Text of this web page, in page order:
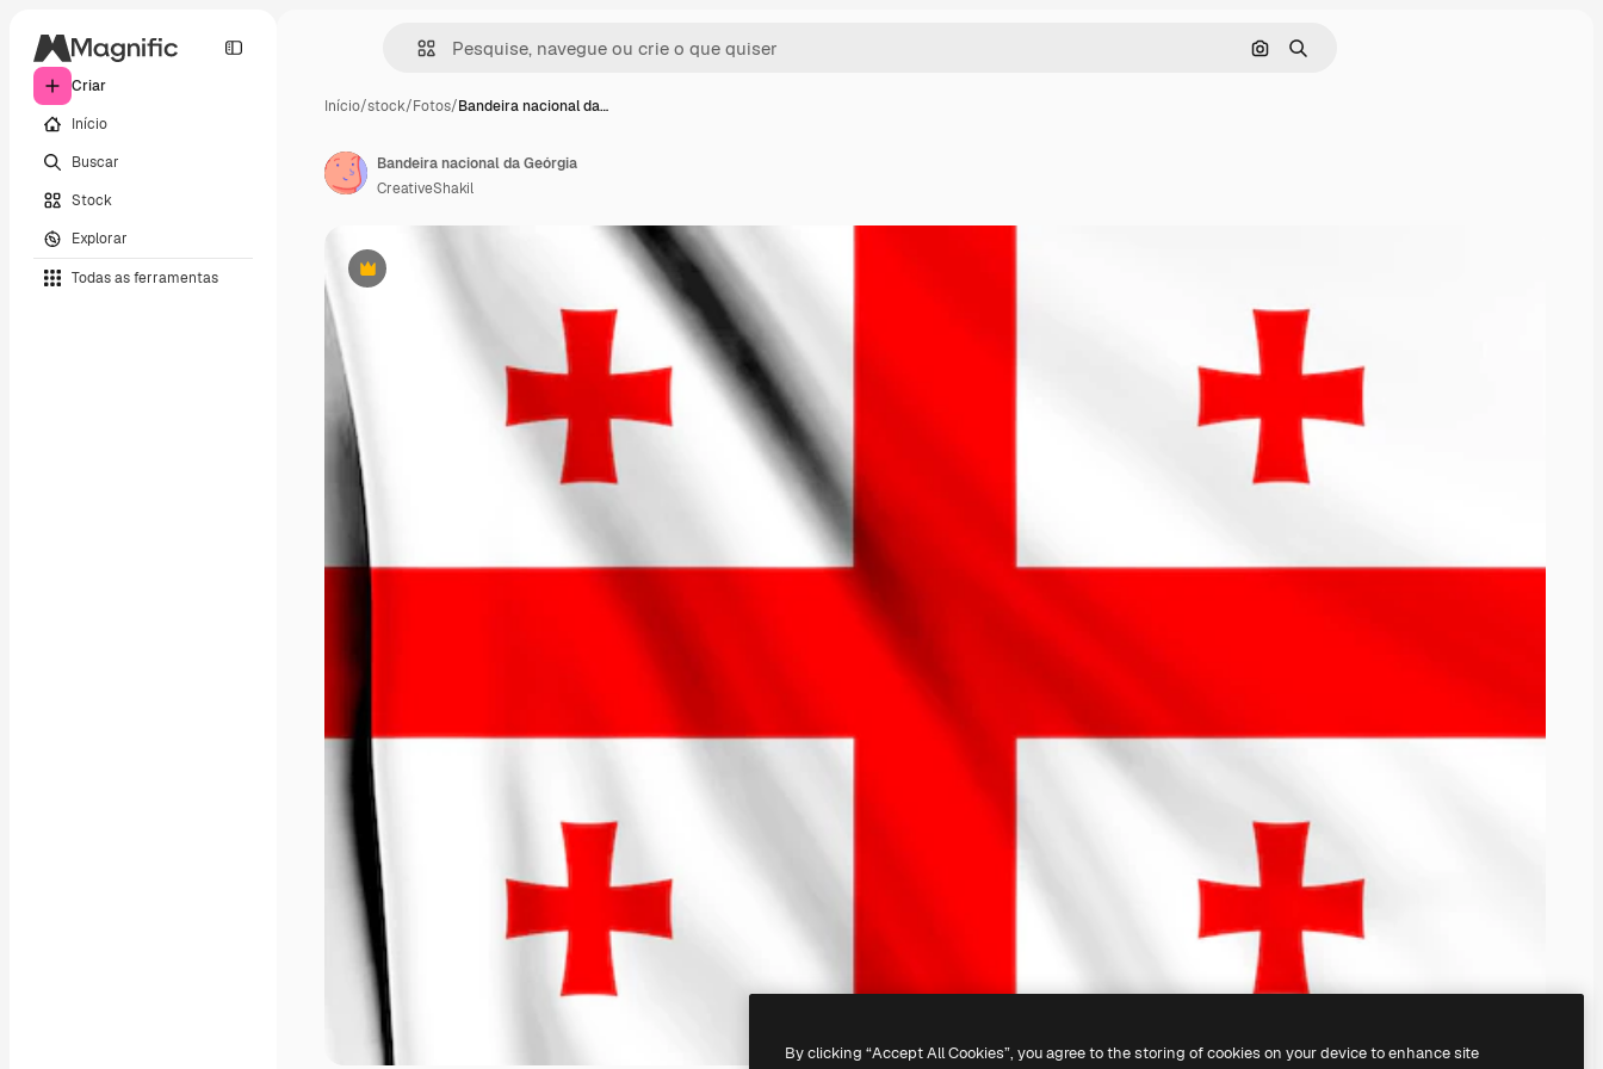
Criar
Início
Buscar
Stock
Explorar
Todas as ferramentas
Pesquisar por imagem
Buscar
Início/stock/Fotos/Bandeira nacional da…
Premium
Bandeira nacional da Geórgia
CreativeShakil
By clicking “Accept All Cookies”, you agree to the storing of cookies on your device to enhance site